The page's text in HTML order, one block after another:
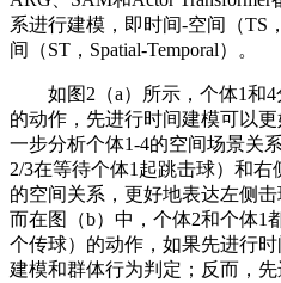
系进行建模，即时间-空间（TS
间（ST，Spatial-Temporal）。
如图2（a）所示，个体1和
的动作，先进行时间建模可以
一步分析个体1-4的空间场景关
2/3在等待个体1起跳击球）和右
的空间关系，更好地表达左侧击
而在图（b）中，个体2和个体1
个传球）的动作，如果先进行
建模和群体行为判定；反而，